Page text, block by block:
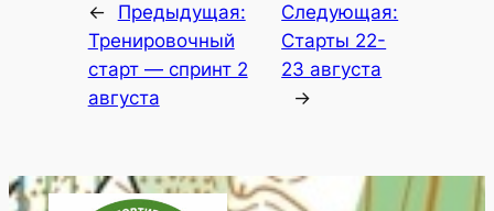
←
Предыдущая:
Тренировочный
старт — спринт 2
августа
Следующая:
Старты 22-
23 августа
→